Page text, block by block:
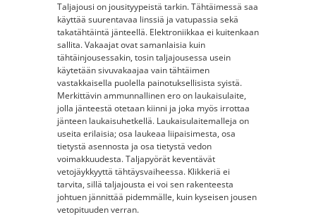
Taljajousi on jousityypeistä tarkin. Tähtäimessä saa
käyttää suurentavaa linssiä ja vatupassia sekä
takatähtäintä jänteellä. Elektroniikkaa ei kuitenkaan
sallita. Vakaajat ovat samanlaisia kuin
tähtäinjousessakin, tosin taljajousessa usein
käytetään sivuvakaajaa vain tähtäimen
vastakkaisella puolella painotuksellisista syistä.
Merkittävin ammunnallinen ero on laukaisulaite,
jolla jänteestä otetaan kiinni ja joka myös irrottaa
jänteen laukaisuhetkellä. Laukaisulaitemalleja on
useita erilaisia; osa laukeaa liipaisimesta, osa
tietystä asennosta ja osa tietystä vedon
voimakkuudesta. Taljapyörät keventävät
vetojäykkyyttä tähtäysvaiheessa. Klikkeriä ei
tarvita, sillä taljajousta ei voi sen rakenteesta
johtuen jännittää pidemmälle, kuin kyseisen jousen
vetopituuden verran.